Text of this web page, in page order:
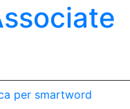
per smartword